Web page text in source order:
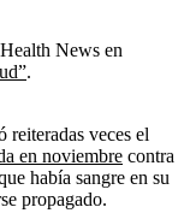
News en
.
reiteradas veces el
en noviembre contra
había sangre en su
propagado.